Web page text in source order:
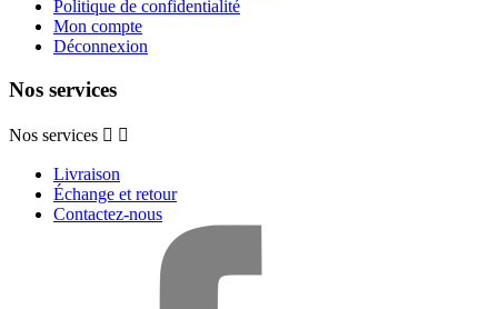
Politique de confidentialité
Mon compte
Déconnexion
Nos services
Nos services  
Livraison
Échange et retour
Contactez-nous